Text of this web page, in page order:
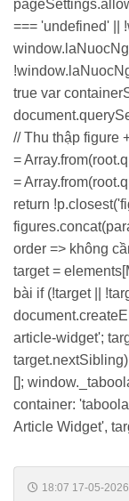
=== 'undefined' ||
true var
// Thu thập figure
=
=
return
order => không
target =
bài if (!target ||
article-widget';
[];
container:
Article Widget',
18:07 17-05-2026